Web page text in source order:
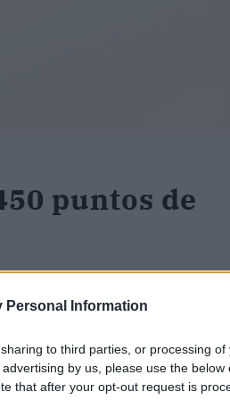
Personal Information
to third parties, or processing
by us, please use the below
that after your opt-out request is
puntos de
transporte y distribución
que no precisó el importe